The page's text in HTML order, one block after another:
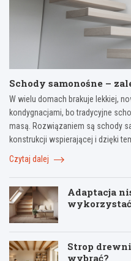
Schody samonośne –
W wielu domach brakuje lekkiej,
kondygnacjami, bo tradycyjne
masą. Rozwiązaniem są schody
konstrukcji wspierającej i dzięki
Czytaj dalej
Adaptacja
Strop
wybrać?